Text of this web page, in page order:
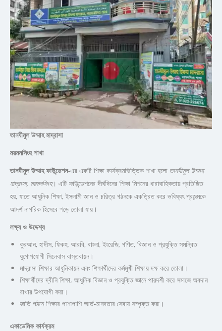
তানযীমুল উম্মাহ মাদ্রাসা
ময়মনসিংহ শাখা
তানযীমুল উম্মাহ ফাউন্ডেশন-এর একটি শিক্ষা কার্যক্রমভিত্তিক শাখা হলো তানযীমুল উম্মাহ
মাদ্রাসা, ময়মনসিংহ। এটি ফাউন্ডেশনের দীর্ঘদিনের শিক্ষা মিশনের ধারাবাহিকতায় প্রতিষ্ঠিত
হয়, যাতে আধুনিক শিক্ষা, ইসলামী জ্ঞান ও চরিত্র গঠনকে একত্রিত করে ভবিষ্যৎ প্রজন্মকে
আদর্শ নাগরিক হিসেবে গড়ে তোলা যায়।
লক্ষ্য ও উদ্দেশ্য
কুরআন, হাদীস, ফিকহ, আরবি, বাংলা, ইংরেজি, গণিত, বিজ্ঞান ও প্রযুক্তি সমন্বিত
যুগোপযোগী সিলেবাস বাস্তবায়ন।
মাদ্রাসা শিক্ষার আধুনিকায়ন এবং শিক্ষার্থীদের কর্মমুখী শিক্ষায় দক্ষ করে তোলা।
শিক্ষার্থীদের দ্বীনি শিক্ষা, আধুনিক বিজ্ঞান ও প্রযুক্তি জ্ঞানে পারদর্শী করে সমাজে অবদান
রাখার উপযোগী করা।
জাতি গঠনে শিক্ষার পাশাপাশি আর্ত-মানবতার সেবায় সম্পৃক্ত করা।
একাডেমিক কার্যক্রম